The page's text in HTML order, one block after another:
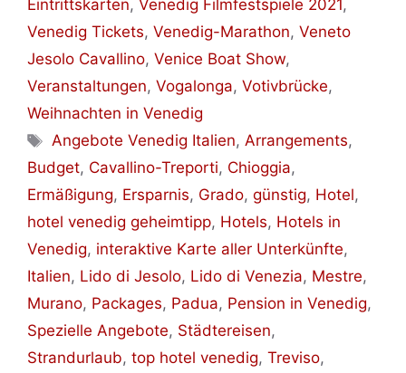
Eintrittskarten, Venedig Filmfestspiele 2021 ,
Venedig Tickets, Venedig-Marathon, Veneto
Jesolo Cavallino, Venice Boat Show,
Veranstaltungen, Vogalonga, Votivbrücke,
Weihnachten in Venedig
Schlagwörter
Angebote Venedig Italien,Arrangements,
Budget, Cavallino-Treporti, Chioggia,
Ermäßigung, Ersparnis, Grado, günstig, Hotel,
hotel venedig geheimtipp, Hotels, Hotels in
Venedig, interaktive Karte aller Unterkünfte,
Italien, Lido di Jesolo, Lido di Venezia, Mestre,
Murano, Packages, Padua, Pension in Venedig,
Spezielle Angebote, Städtereisen,
Strandurlaub, top hotel venedig, Treviso,